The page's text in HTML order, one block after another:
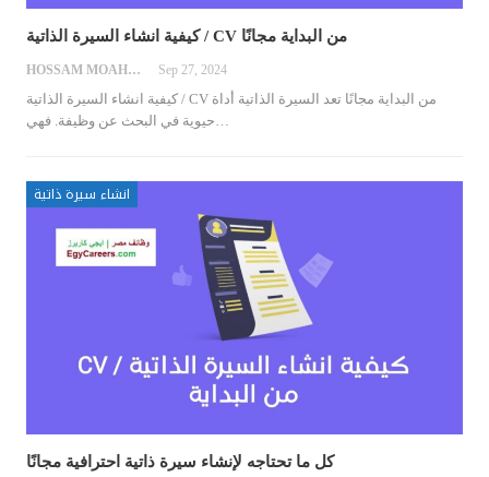
كيفية انشاء السيرة الذاتية / CV من البداية مجانًا
HOSSAM MOAHMED Sep 27, 2024
كيفية انشاء السيرة الذاتية / CV من البداية مجانًا تعد السيرة الذاتية أداة
حيوية في البحث عن وظيفة. فهي
انشاء سيرة ذاتية
كل ما تحتاجه لإنشاء سيرة ذاتية احترافية مجانًا